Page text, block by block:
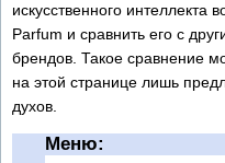
искусственного интеллекта
Parfum и сравнить его с
брендов. Такое сравнение
на этой странице лишь
духов.
Меню: